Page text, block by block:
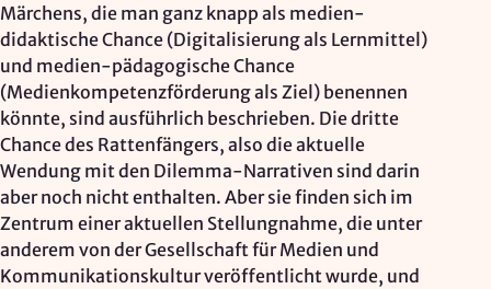
Märchens, die man ganz knapp als medien-
didaktische Chance (Digitalisierung als Lernmittel)
und medien-pädagogische Chance
(Medienkompetenzförderung als Ziel) benennen
könnte, sind ausführlich beschrieben. Die dritte
Chance des Rattenfängers, also die aktuelle
Wendung mit den Dilemma-Narrativen sind darin
aber noch nicht enthalten. Aber sie finden sich im
Zentrum einer aktuellen Stellungnahme, die unter
anderem von der Gesellschaft für Medien und
Kommunikationskultur veröffentlicht wurde, und